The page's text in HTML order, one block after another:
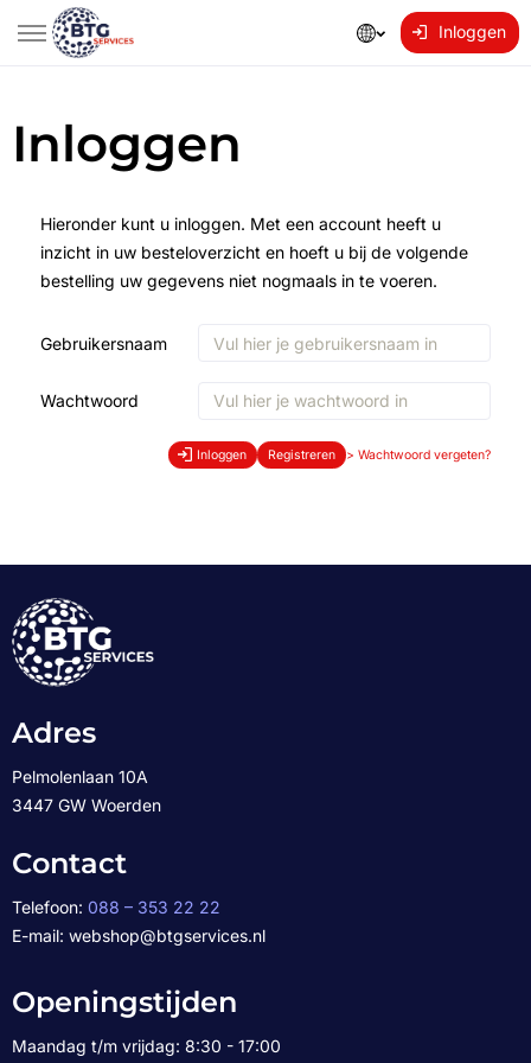
Inloggen
Inloggen
Hieronder kunt u inloggen. Met een account heeft u
inzicht in uw besteloverzicht en hoeft u bij de volgende
bestelling uw gegevens niet nogmaals in te voeren.
Gebruikersnaam
Wachtwoord
Inloggen Registreren > Wachtwoord vergeten?
Adres
Pelmolenlaan 10A
3447 GW Woerden
Contact
Telefoon: 088 – 353 22 22
E-mail: webshop@btgservices.nl
Openingstijden
Maandag t/m vrijdag: 8:30 - 17:00